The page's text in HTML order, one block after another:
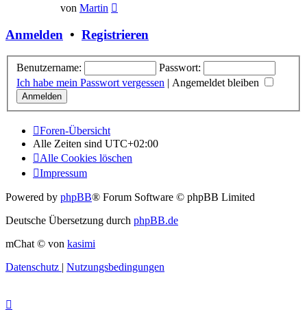
von Martin
Anmelden • Registrieren
Benutzername:
Passwort:
Ich habe mein Passwort vergessen | Angemeldet bleiben
Foren-Übersicht
Alle Zeiten sind UTC+02:00
Alle Cookies löschen
Impressum
Powered by phpBB® Forum Software © phpBB Limited
Deutsche Übersetzung durch phpBB.de
mChat © von kasimi
Datenschutz | Nutzungsbedingungen